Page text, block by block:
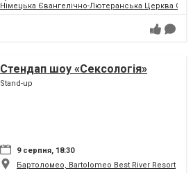
Німецька Євангелічно-Лютеранська Церква
Стендап шоу «Сексологія»
Stand-up
9 серпня, 18:30
Бартоломео, Bartolomeo Best River Resort